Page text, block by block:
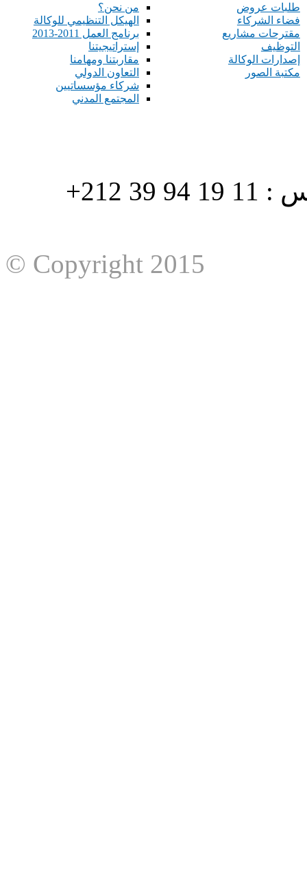
من نحن؟
الهيكل التنظيمي للوكالة
برنامج العمل 2011-2013
إستراتيجيتنا
مقاربتنا ومهامنا
التعاون الدولي
شركاء مؤسساتيين
المجتمع المدني
طلبات عروض
فضاء الشركاء
مقترحات مشاريع
التوظيف
إصدارات الوكالة
مكتبة الصور
هاتف : 90/88 32 94 39 212+ فاكس : 11 19 94 39 212+
© Copyright 2015